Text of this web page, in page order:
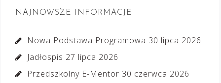
NAJNOWSZE INFORMACJE
Nowa Podstawa Programowa 30 lipca 2026
Jadłospis 27 lipca 2026
Przedszkolny E-Mentor 30 czerwca 2026